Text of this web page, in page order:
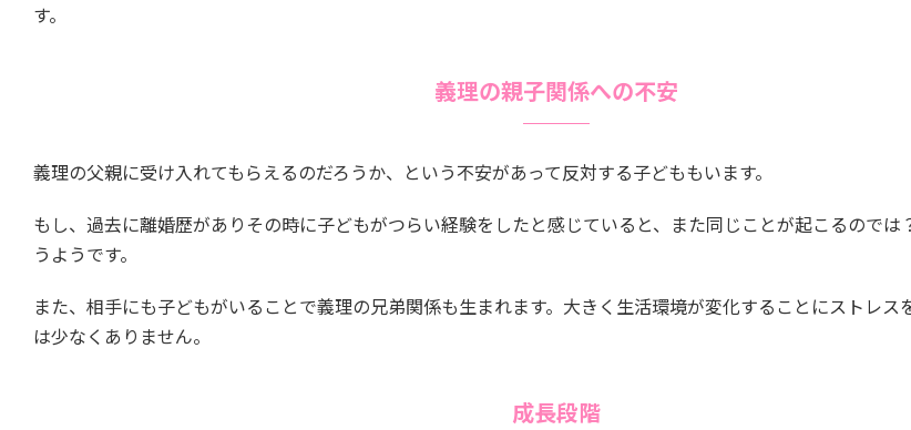
す。
義理の親子関係への不安
義理の父親に受け入れてもらえるのだろうか、という不安があって反対する子どももいます。
もし、過去に離婚歴がありその時に子どもがつらい経験をしたと感じていると、また同じことが起こるのでは
うようです。
また、相手にも子どもがいることで義理の兄弟関係も生まれます。大きく生活環境が変化することにストレス
は少なくありません。
成長段階